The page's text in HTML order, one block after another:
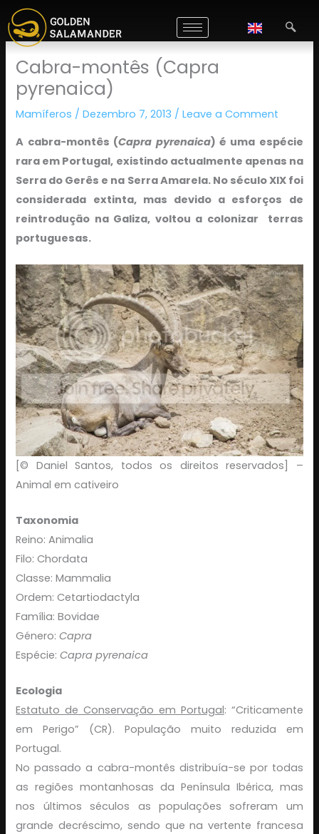
Skip
to
content
Cabra-montês (Capra
pyrenaica)
Mamíferos /Dezembro 7, 2013 /Leave a Comment
A cabra-montês (Capra pyrenaica) é uma espécie
rara em Portugal, existindo actualmente apenas na
Serra do Gerês e na Serra Amarela. No século XIX foi
considerada extinta, mas devido a esforços de
reintrodução na Galiza, voltou a colonizar terras
portuguesas.
[© Daniel Santos, todos os direitos reservados] –
Animal em cativeiro
Taxonomia
Reino: Animalia
Filo: Chordata
Classe: Mammalia
Ordem: Cetartiodactyla
Família: Bovidae
Género:Capra
Espécie: Capra pyrenaica
Ecologia
Estatuto de Conservação em Portugal: “Criticamente
em Perigo” (CR). População muito reduzida em
Portugal.
No passado a cabra-montês distribuía-se por todas
as regiões montanhosas da Península Ibérica, mas
nos últimos séculos as populações sofreram um
grande decréscimo, sendo que na vertente francesa